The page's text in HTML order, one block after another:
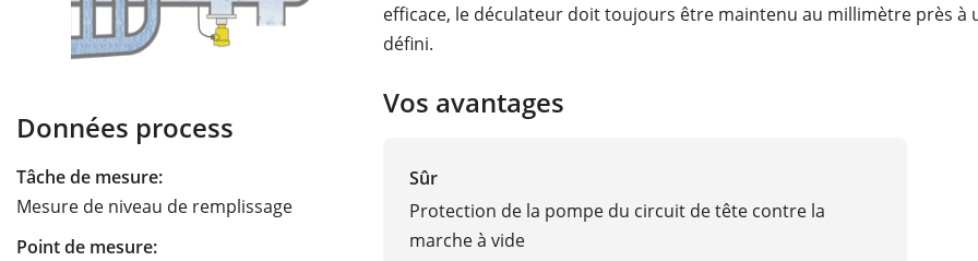
Données process
Tâche de mesure:
Mesure de niveau de remplissage
Point de mesure:
efficace, le déculateur doit toujours être maintenu au millimètre près à
défini.
Vos avantages
Sûr
Protection de la pompe du circuit de tête contre la
marche à vide